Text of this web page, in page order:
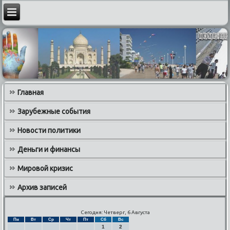
Главная
Зарубежные события
Новости политики
Деньги и финансы
Мировой кризис
Архив записей
Сегодня: Четверг, 6 Августа
Пн Вт Ср Чт Пт Сб Вс
1 2